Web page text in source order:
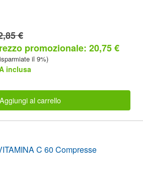
€
promozionale: 20,75 €
il 9%)
inclusa
Aggiungi al carrello
C 60 Compresse